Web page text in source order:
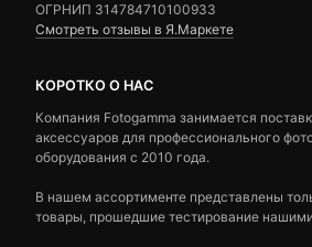
ОГРНИП 314784710100933
Смотреть отзывы в Я.Маркете
КОРОТКО О НАС
Компания Fotogamma занимается
аксессуаров для профессионального
оборудования с 2010 года.
В нашем ассортименте представлены
товары, прошедшие тестирование